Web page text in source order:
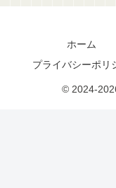
ホーム
プライバシーポリ
© 2024-